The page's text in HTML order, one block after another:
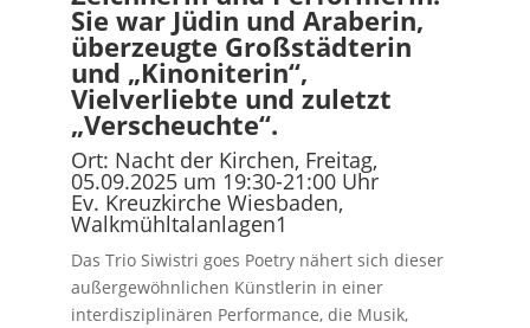
Sie war Jüdin und Araberin,
überzeugte Großstädterin
und „Kinoniterin“,
Vielverliebte und zuletzt
„Verscheuchte“.
Ort: Nacht der Kirchen, Freitag,
05.09.2025 um 19:30-21:00 Uhr
Ev. Kreuzkirche Wiesbaden,
Walkmühltalanlagen1
Das Trio Siwistri goes Poetry nähert sich dieser
außergewöhnlichen Künstlerin in einer
interdisziplinären Performance, die Musik,